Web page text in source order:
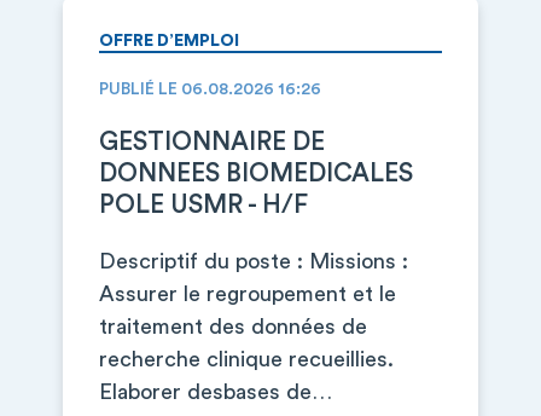
OFFRE D’EMPLOI
PUBLIÉ LE 06.08.2026 16:26
GESTIONNAIRE DE
DONNEES BIOMEDICALES
POLE USMR - H/F
Descriptif du poste : Missions :
Assurer le regroupement et le
traitement des données de
recherche clinique recueillies.
Elaborer desbases de…